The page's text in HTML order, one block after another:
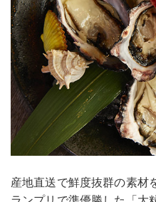
産地直送で鮮度抜群の素